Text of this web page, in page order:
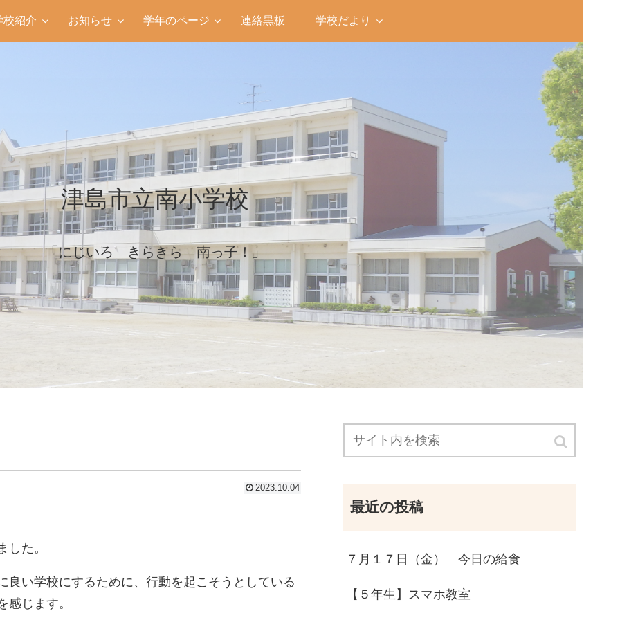
津島市立南小学校
「にじいろ きらきら 南っ子！」
校紹介 お知らせ 学年のページ 連絡黒板 学校だより
2023.10.04
た。
い学校にするために、行動を起こそうとしている
じます。
最近の投稿
７月１７日（金） 今日の給食
【５年生】スマホ教室